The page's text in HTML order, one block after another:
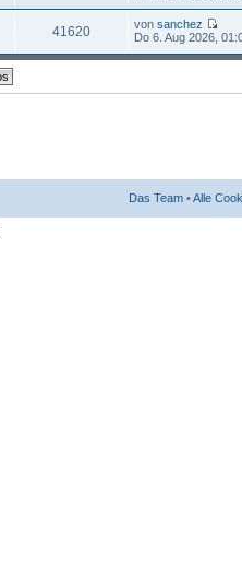
41620 vonsanchez
Do 6. Aug 2026,
Das Team •Alle